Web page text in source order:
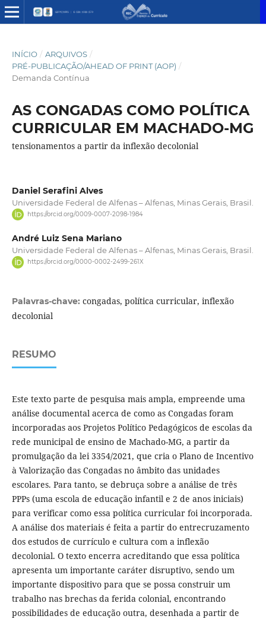
INÍCIO / ARQUIVOS /
PRÉ-PUBLICAÇÃO/AHEAD OF PRINT (AOP) /
Demanda Contínua
AS CONGADAS COMO POLÍTICA
CURRICULAR EM MACHADO-MG
tensionamentos a partir da inflexão decolonial
Daniel Serafini Alves
Universidade Federal de Alfenas – Alfenas, Minas Gerais, Brasil.
https://orcid.org/0009-0007-2098-1984
André Luiz Sena Mariano
Universidade Federal de Alfenas – Alfenas, Minas Gerais, Brasil.
https://orcid.org/0000-0002-2499-261X
Palavras-chave: congadas, política curricular, inflexão
decolonial
RESUMO
Este texto parte de pesquisa mais ampla, empreende uma
análise documental acerca de como as Congadas foram
incorporadas aos Projetos Político Pedagógicos de escolas da
rede municipal de ensino de Machado-MG, a partir da
promulgação da lei 3354/2021, que cria o Plano de Incentivo
à Valorização das Congadas no âmbito das unidades
escolares. Para tanto, se debruça sobre a análise de três
PPPs (uma escola de educação infantil e 2 de anos iniciais)
para verificar como essa política curricular foi incorporada.
A análise dos materiais é feita a partir do entrecruzamento
dos estudos de currículo e cultura com a inflexão
decolonial. O texto encerra acreditando que essa política
apresenta um importante caráter disruptivo, sendo um
importante dispositivo para que se possa construir um
trabalho nas brechas da ferida colonial, encontrando
possibilidades de educação outra, desenhada a partir de